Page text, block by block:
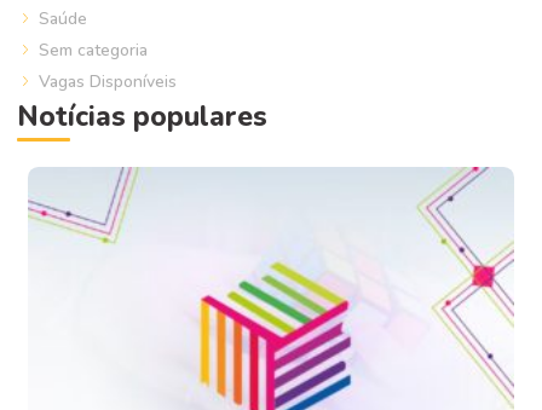
Saúde
Sem categoria
Vagas Disponíveis
Notícias populares